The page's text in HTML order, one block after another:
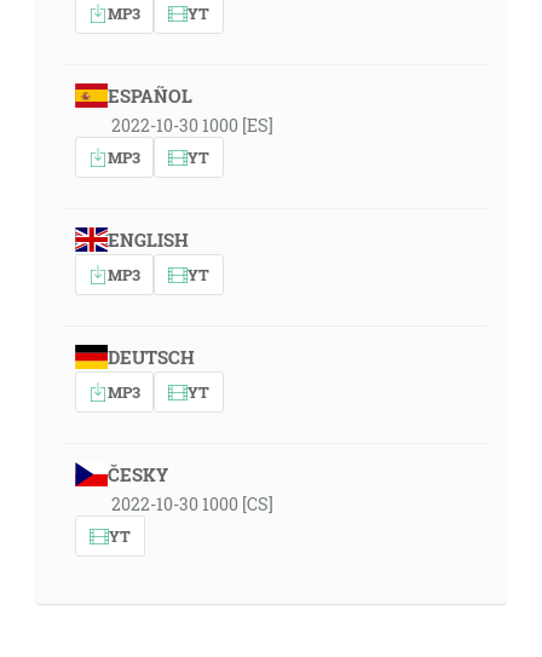
MP3 YT
ESPAÑOL
2022-10-30 1000 [ES]
MP3 YT
ENGLISH
MP3 YT
DEUTSCH
MP3 YT
ČESKY
2022-10-30 1000 [CS]
YT